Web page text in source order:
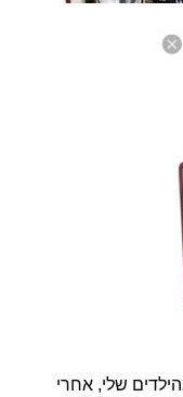
שלי, אחרי